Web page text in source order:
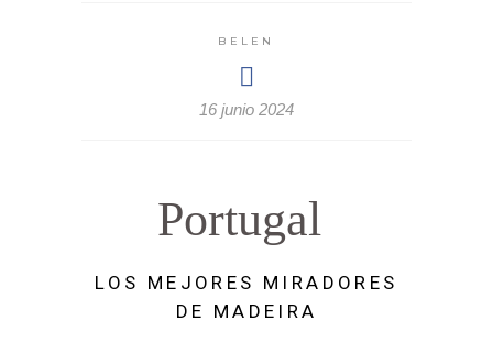
BELEN
16 junio 2024
Portugal
LOS MEJORES MIRADORES
DE MADEIRA